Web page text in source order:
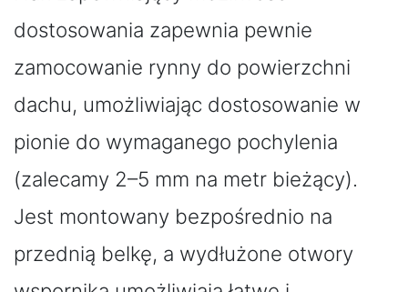
dostosowania zapewnia pewnie
zamocowanie rynny do powierzchni
dachu, umożliwiając dostosowanie w
pionie do wymaganego pochylenia
(zalecamy 2–5 mm na metr bieżący).
Jest montowany bezpośrednio na
przednią belkę, a wydłużone otwory